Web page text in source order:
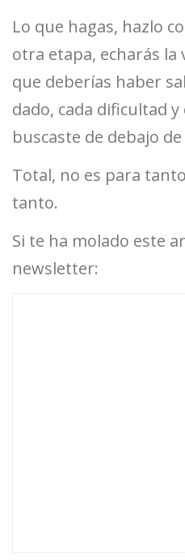
Lo que hagas, hazlo
otra etapa, echarás la
que deberías haber
dado, cada dificultad
buscaste de debajo
Total, no es para
tanto.
Si te ha molado este
newsletter: